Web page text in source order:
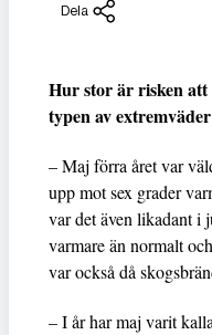
Dela
Hur stor är risken
typen av
– Maj förra året var
upp mot sex grader
var det även likadant i
varmare än normalt
var också då
– I år har maj varit